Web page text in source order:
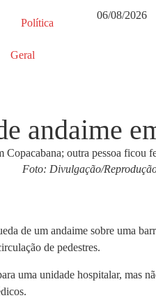
Política
Geral
06/08/2026
andaime
Foto: Divulgação/
de um andaime sobre uma
de pedestres.
uma unidade hospitalar, mas